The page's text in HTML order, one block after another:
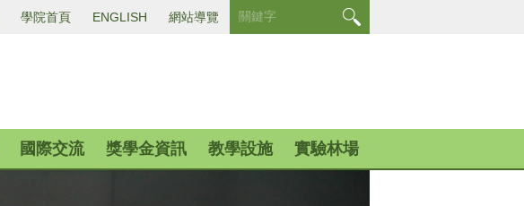
學院首頁 ENGLISH 網站導覽
國際交流 獎學金資訊 教學設施 實驗林場